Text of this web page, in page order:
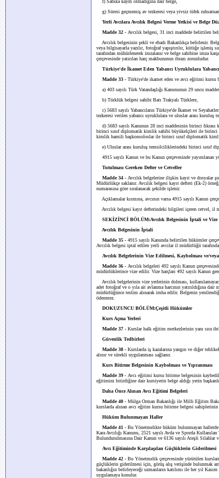
f) Sabıka kaydı olmadığına dair belge,
g) Süresi geçmemiş av tezkeresi veya yivsiz tüfek
Yerli Avcılara Avcılık Belgesi Verme Yetkisi ve Belge
Madde 32 - Avcılık belgesi, 31 inci maddede belirtilen
Avcılık belgesinin şekli ve ebadı Bakanlıkça belirlenir.
veya bilgisayarla yazılır, fotoğraf yapıştırılır, kütüğe işleniş
tarafından mühürlenerek imzalanır ve belge sahibine imza
çerçevesinde yatırılan harç makbuzunun ibrazı zorunludur.
Türkiye'de İkamet Eden Yabancı Uyruklulara Yabancı
Madde 33 - Türkiye'de ikamet eden ve avcı eğitimi kursu
a) 403 sayılı Türk Vatandaşlığı Kanununun 29 uncu
b) Türklük belgesi sahibi Batı Trakyalı Türklere,
c) 5683 sayılı Yabancıların Türkiye'de İkamet ve
tezkeresi verilen yabancı uyruklulara ve uluslar arası
d) 5683 sayılı Kanunun 28 inci maddesinin birinci
birinci sınıf diplomatik kimlik sahibi büyükelçileri ile
kimlik hamili başkonsoloslar ile birinci sınıf diplomatik
e) Uluslar arası kuruluş temsilciliklerindeki birinci sınıf
4915 sayılı Kanun ve bu Kanun çerçevesinde yayımlanan
Tutulması Gereken Defter ve Cetveller
Madde 34 - Avcılık belgelerine ilişkin kayıt ve dosyalar
Müdürlükçe saklanır. Avcılık belgesi kayıt defteri (Ek-2)
numarasına göre sıralanacak şekilde işlenir.
Açıklamalar kısmına, avcının varsa 4915 sayılı Kanun
Avcılık belgesi kayıt defterindeki bilgileri içeren cetvel, il
SEKİZİNCİ BÖLÜM:Avcılık Belgesinin İptali ve Vize
Avcılık Belgesinin İptali
Madde 35 - 4915 sayılı Kanunda belirtilen hükümler
Avcılık belgesi iptal edilen yerli avcılar il müdürlüğü
Avcılık Belgelerinin Vize Edilmesi, Kaybolması ve/
Madde 36 - Avcılık belgeleri 492 sayılı Kanun
müdürlüklerince vize edilir. Vize harçları 492 sayılı Kanun
Avcılık belgelerinin vize yerlerinin dolması,
adet fotoğraf ve o yıla ait avlanma harcının yatırıldığına
müdürlüğünce teslim alınarak imha edilir. Belgenin
ödenmez.
DOKUZUNCU BÖLÜM:Çeşitli Hükümler
Kurs Açma Yerleri
Madde 37 - Kurslar halk eğitim merkezlerinin yanı sıra
Güvenlik Tedbirleri
Madde 38 - Kurslarda iş kazalarına yangın ve diğer
alınır ve sürekli uygulanması sağlanır.
Kurs Bitirme Belgesinin Kaybolması ve Yıpranması
Madde 39 - Avcı eğitimi kursu bitirme belgesinin
eğitimini bitirdiğine dair kursiyerin belge aldığı yerin
Daha Önce Alınan Avcı Eğitimi Belgeleri
Madde 40 - Mülga Orman Bakanlığı ile Milli Eğitim
kurslarda alınan avcı eğitim kursu bitirme belgesi sahiplerinin
Hüküm Bulunmayan Haller
Madde 41 - Bu Yönetmelikte hüküm bulunmayan
Kara Avcılığı Kanunu, 2521 sayılı Avda ve Sporda
Bulundurulmasına Dair Kanun ve 6136 sayılı Ateşli
Avcı Eğitiminde Karşılaşılan Güçlüklerin Giderilmesi
Madde 42 - Bu Yönetmelik çerçevesinde yürütülen
güçlüklerin giderilmesi için, görüş alış verişinde bulunmak
bakanlığın belirleyeceği uzmanların katılımı ile her yıl
uygulamaya konulur.